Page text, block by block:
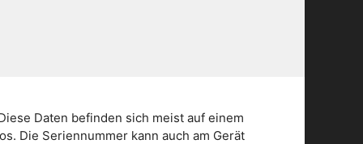
Daten befinden sich meist auf einem
Die Seriennummer kann auch am Gerät